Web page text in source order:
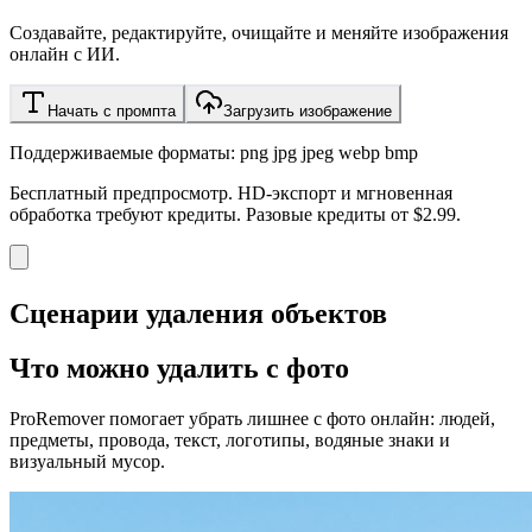
Создавайте, редактируйте, очищайте и меняйте изображения
онлайн с ИИ.
Начать с промпта Загрузить изображение
Поддерживаемые форматы: png jpg jpeg webp bmp
Бесплатный предпросмотр. HD-экспорт и мгновенная
обработка требуют кредиты. Разовые кредиты от $2.99.
Сценарии удаления объектов
Что можно удалить с фото
ProRemover помогает убрать лишнее с фото онлайн: людей,
предметы, провода, текст, логотипы, водяные знаки и
визуальный мусор.